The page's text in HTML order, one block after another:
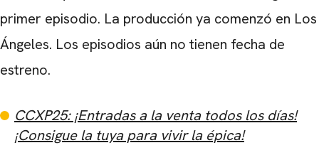
primer episodio. La producción ya comenzó en Los
Ángeles. Los episodios aún no tienen fecha de
estreno.
CCXP25: ¡Entradas a la venta todos los días!
¡Consigue la tuya para vivir la épica!